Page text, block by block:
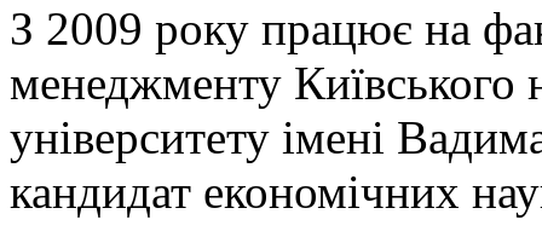
З 2009 року працює на
менеджменту Київського
університету імені
кандидат економічних